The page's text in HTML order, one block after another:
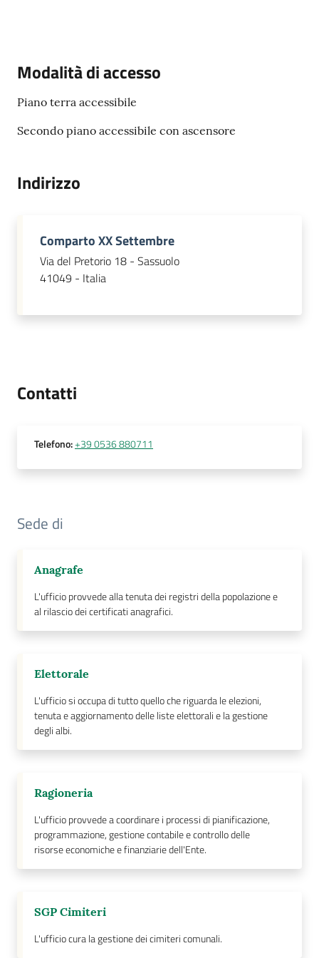
a
s
o
o
argomenti...
Seguici
Modalità di accesso
Piano terra accessibile
Secondo piano accessibile con ascensore
Indirizzo
Comparto XX Settembre
Via del Pretorio 18 - Sassuolo
41049 - Italia
Contatti
Telefono:+39 0536 880711
Sede di
Anagrafe
L'ufficio provvede alla tenuta dei registri della popolazione e
al rilascio dei certificati anagrafici.
Elettorale
L'ufficio si occupa di tutto quello che riguarda le elezioni,
tenuta e aggiornamento delle liste elettorali e la gestione
degli albi.
Ragioneria
L'ufficio provvede a coordinare i processi di pianificazione,
programmazione, gestione contabile e controllo delle
risorse economiche e finanziarie dell'Ente.
SGP Cimiteri
L'ufficio cura la gestione dei cimiteri comunali.